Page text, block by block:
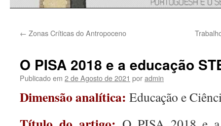
para
conteúdo
← Zonas Críticas do Antropoceno
O PISA 2018 e a educação
Publicado em 2 de Agosto de 2021 poradmin
Dimensão analítica: Educação e